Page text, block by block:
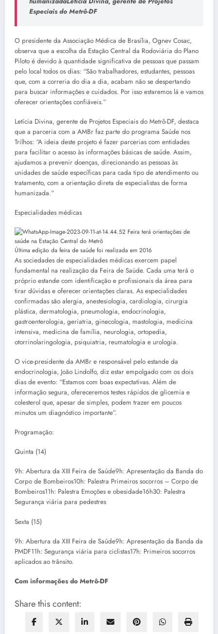
Especiais do Metrô-DF
O presidente da Associação Médica de Brasília, Ognev Cosac,
observa que a escolha da Estação Central da Rodoviária do Plano
Piloto é devido à quantidade significativa de pessoas que passam
pelo local todos os dias: “São trabalhadores, estudantes, pessoas
que, com a correria do dia a dia, acabam não se despertando
para buscar informações e cuidados. Por isso estaremos lá e vamos
oferecer orientações confiáveis.”
Letícia Divina, gerente de Projetos Especiais do Metrô-DF, destaca
que a parceria com a AMBr faz parte do programa Saúde nos
Trilhos: “A ideia deste projeto é fazer parcerias com entidades
para facilitar o acesso às informações básicas de saúde. Assim,
ajudamos a prevenir doenças, direcionando as pessoas às
unidades de saúde específicas para cada tipo de atendimento ou
tratamento, com a orientação direta de especialistas de forma
humanizada.”
Especialidades médicas
Última edição da feira de saúde foi realizada em 2016
As sociedades de especialidades médicas exercem papel
fundamental na realização da Feira de Saúde. Cada uma terá o
próprio estande com identificação e profissionais da área para
tirar dúvidas e oferecer orientações claras. As especialidades
confirmadas são alergia, anestesiologia, cardiologia, cirurgia
plástica, dermatologia, pneumologia, endocrinologia,
gastroenterologia, geriatria, ginecologia, mastologia, medicina
intensiva, medicina de família, neurologia, ortopedia,
otorrinolaringologia, psiquiatria, reumatologia e urologia.
O vice-presidente da AMBr e responsável pelo estande da
endocrinologia, João Lindolfo, diz estar empolgado com os dois
dias de evento: “Estamos com boas expectativas. Além de
informação segura, ofereceremos testes rápidos de glicemia e
colesterol que, apesar de simples, podem trazer em poucos
minutos um diagnóstico importante”.
Programação:
Quinta (14)
9h: Abertura da XIII Feira de Saúde9h: Apresentação da Banda do
Corpo de Bombeiros10h: Palestra Primeiros socorros – Corpo de
Bombeiros11h: Palestra Emoções e obesidade16h30: Palestra
Segurança viária para pedestres
Sexta (15)
9h: Abertura da XIII Feira de Saúde9h: Apresentação da Banda da
PMDF11h: Segurança viária para ciclistas17h: Primeiros socorros
aplicados ao trânsito.
Com informações do Metrô-DF
Share this content: